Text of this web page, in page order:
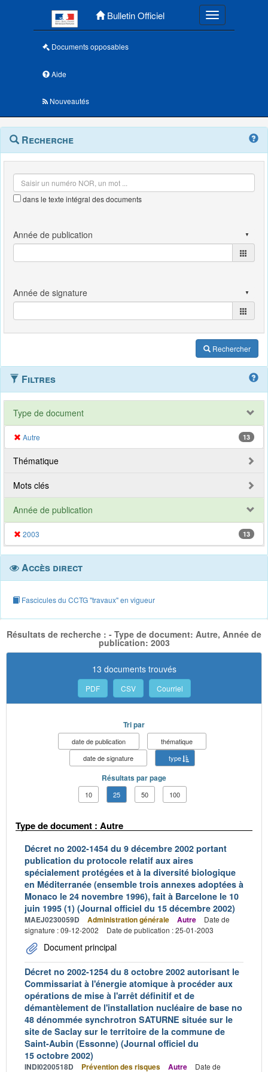
Bulletin Officiel Toggle
Documents opposables
Aide
Nouveautés
Navigation
outils
Menu
contextuel
Recherche
dans le texte intégral des documents
Rechercher
Filtres
Type de document
Autre 13
Thématique
Mots clés
Année de publication
2003 13
Accès direct
Fascicules du CCTG "travaux" en vigueur
Résultats de recherche : - Type de document: Autre, Année de
publication: 2003
13 documents trouvés
PDF CSV Courriel
Tri par
date de publication
thématique
date de signature
type
Résultats par page
10 25 50 100
Type de document : Autre
Décret no 2002-1454 du 9 décembre 2002 portant
publication du protocole relatif aux aires
spécialement protégées et à la diversité biologique
en Méditerranée (ensemble trois annexes adoptées à
Monaco le 24 novembre 1996), fait à Barcelone le 10
juin 1995 (1) (Journal officiel du 15 décembre 2002)
MAEJ0230059D Administration générale Autre
Date de
signature : 09-12-2002
Date de publication : 25-01-2003
Document principal
Décret no 2002-1254 du 8 octobre 2002 autorisant le
Commissariat à l'énergie atomique à procéder aux
opérations de mise à l'arrêt définitif et de
démantèlement de l'installation nucléaire de base no
48 dénommée synchrotron SATURNE située sur le
site de Saclay sur le territoire de la commune de
Saint-Aubin (Essonne) (Journal officiel du
15 octobre 2002)
INDI0200518D Prévention des risques Autre Date de